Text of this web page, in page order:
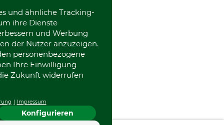
und ähnliche Tracking-
ihre Dienste
und Werbung
der Nutzer anzuzeigen.
personenbezogene
Ihre Einwilligung
Zukunft widerrufen
Impressum
Konfigurieren